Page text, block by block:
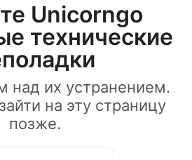
Unicorngo
технические
над их устранением.
на эту страницу
позже.